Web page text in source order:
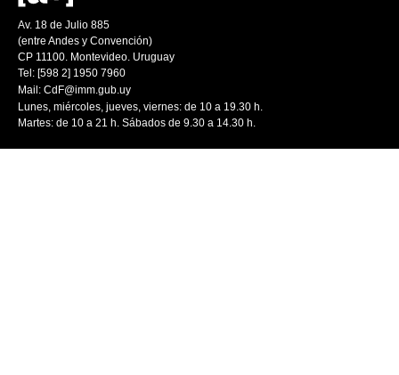
Av. 18 de Julio 885
(entre Andes y Convención)
CP 11100. Montevideo. Uruguay
Tel: [598 2] 1950 7960
Mail: CdF@imm.gub.uy
Lunes, miércoles, jueves, viernes: de 10 a 19.30 h.
Martes: de 10 a 21 h. Sábados de 9.30 a 14.30 h.